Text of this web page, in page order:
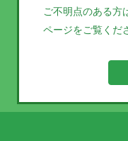
ご不明点のある方
ページをご覧くだ